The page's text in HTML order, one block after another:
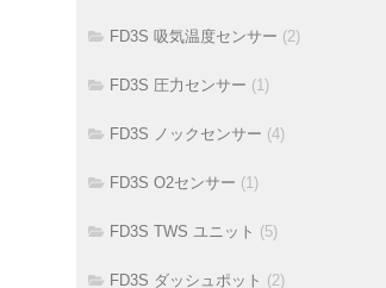
FD3S 吸気温度センサー (2)
FD3S 圧力センサー (1)
FD3S ノックセンサー (4)
FD3S O2センサー (1)
FD3S TWS ユニット (5)
FD3S ダッシュポット (2)